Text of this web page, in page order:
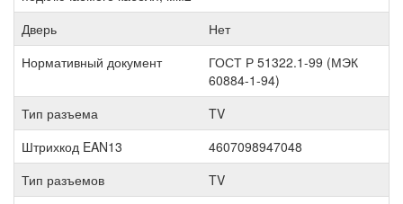
Дверь
Нет
Нормативный документ
ГОСТ Р 51322.1-99 (МЭК
60884-1-94)
Тип разъема
TV
Штрихкод EAN13
4607098947048
Тип разъемов
TV